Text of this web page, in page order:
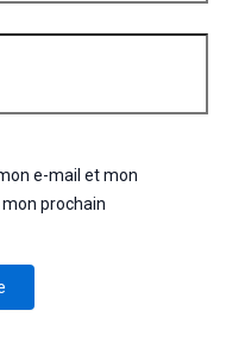
e-mail et mon
prochain